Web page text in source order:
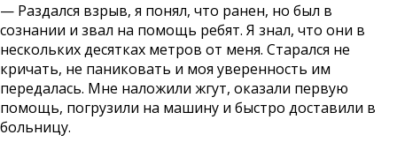
— Раздался взрыв, я понял, что ранен, но был в
сознании и звал на помощь ребят. Я знал, что они в
нескольких десятках метров от меня. Старался не
кричать, не паниковать и моя уверенность им
передалась. Мне наложили жгут, оказали первую
помощь, погрузили на машину и быстро доставили в
больницу.